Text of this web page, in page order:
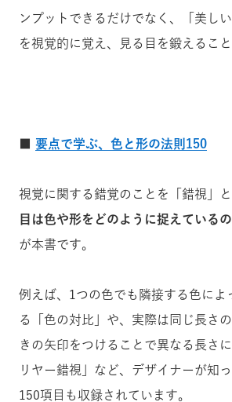
ンプットできるだけでなく、「美し
を視覚的に覚え、見る目を鍛えること
要点で学ぶ、色と形の法則150
視覚に関する錯覚のことを「錯視」と
目は色や形をどのように捉えているの
が本書です。
例えば、1つの色でも隣接する色によ
る「色の対比」や、実際は同じ長さ
きの矢印をつけることで異なる長さ
リヤー錯視」など、デザイナーが知
150項目も収録されています。